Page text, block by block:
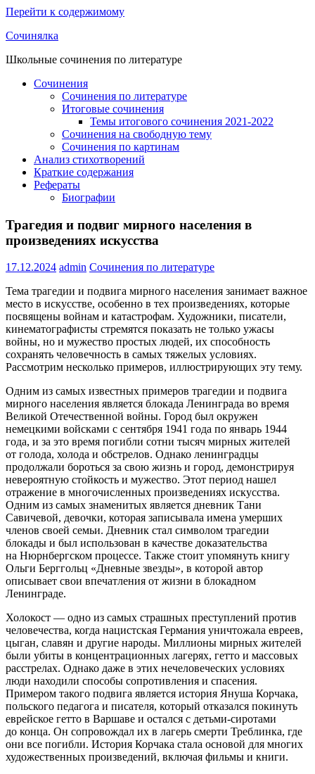
Перейти к содержимому
Сочинялка
Школьные сочинения по литературе
Сочинения
Сочинения по литературе
Итоговые сочинения
Темы итогового сочинения 2021-2022
Сочинения на свободную тему
Сочинения по картинам
Анализ стихотворений
Краткие содержания
Рефераты
Биографии
Трагедия и подвиг мирного населения в
произведениях искусства
17.12.2024 admin Сочинения по литературе
Тема трагедии и подвига мирного населения занимает важное
место в искусстве, особенно в тех произведениях, которые
посвящены войнам и катастрофам. Художники, писатели,
кинематографисты стремятся показать не только ужасы
войны, но и мужество простых людей, их способность
сохранять человечность в самых тяжелых условиях.
Рассмотрим несколько примеров, иллюстрирующих эту тему.
Одним из самых известных примеров трагедии и подвига
мирного населения является блокада Ленинграда во время
Великой Отечественной войны. Город был окружен
немецкими войсками с сентября 1941 года по январь 1944
года, и за это время погибли сотни тысяч мирных жителей
от голода, холода и обстрелов. Однако ленинградцы
продолжали бороться за свою жизнь и город, демонстрируя
невероятную стойкость и мужество. Этот период нашел
отражение в многочисленных произведениях искусства.
Одним из самых знаменитых является дневник Тани
Савичевой, девочки, которая записывала имена умерших
членов своей семьи. Дневник стал символом трагедии
блокады и был использован в качестве доказательства
на Нюрнбергском процессе. Также стоит упомянуть книгу
Ольги Берггольц «Дневные звезды», в которой автор
описывает свои впечатления от жизни в блокадном
Ленинграде.
Холокост — одно из самых страшных преступлений против
человечества, когда нацистская Германия уничтожала евреев,
цыган, славян и другие народы. Миллионы мирных жителей
были убиты в концентрационных лагерях, гетто и массовых
расстрелах. Однако даже в этих нечеловеческих условиях
люди находили способы сопротивления и спасения.
Примером такого подвига является история Януша Корчака,
польского педагога и писателя, который отказался покинуть
еврейское гетто в Варшаве и остался с детьми-сиротами
до конца. Он сопровождал их в лагерь смерти Треблинка, где
они все погибли. История Корчака стала основой для многих
художественных произведений, включая фильмы и книги.